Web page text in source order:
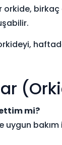
orkide,
mi?